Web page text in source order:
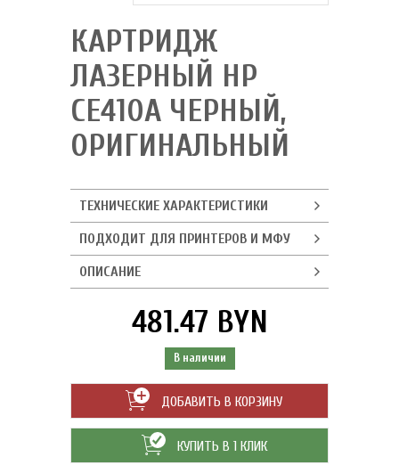
КАРТРИДЖ
ЛАЗЕРНЫЙ HP
CE410A ЧЕРНЫЙ,
ОРИГИНАЛЬНЫЙ
ТЕХНИЧЕСКИЕ ХАРАКТЕРИСТИКИ
ПОДХОДИТ ДЛЯ ПРИНТЕРОВ И МФУ
ОПИСАНИЕ
481.47 BYN
В наличии
ДОБАВИТЬ В КОРЗИНУ
КУПИТЬ В 1 КЛИК